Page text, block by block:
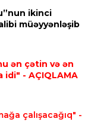
- “Hələ
Premyer
ikinci
müəyyənləşib
ən çətin və ən
idi" - AÇIQLAMA
çalışacağıq" -